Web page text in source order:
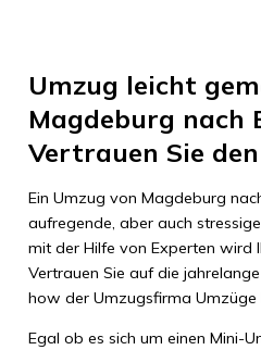
Umzug leicht
Magdeburg nach
Vertrauen Sie
Ein Umzug von Magdeburg
aufregende, aber auch
mit der Hilfe von Experten wird
Vertrauen Sie auf die
how der Umzugsfirma Umzüge
Egal ob es sich um einen Mini-